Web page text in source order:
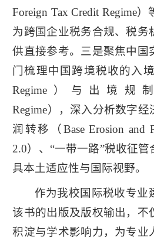
Foreign Tax Credit Regime）
为跨国企业税务合规、税务
供直接参考。三是聚焦中国
门梳理中国跨境税收的入
Regime）与出境规制
Regime），深入分析数字经
润转移（Base Erosion and
2.0）、“一带一路”税收征
具本土适应性与国际视野。
作为我校国际税收专业
该书的出版及版权输出，不
积淀与学术影响力，为专业